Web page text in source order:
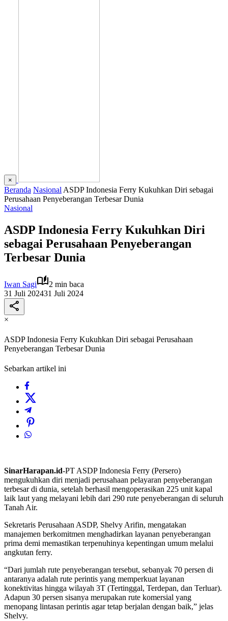
×
Beranda Nasional ASDP Indonesia Ferry Kukuhkan Diri sebagai
Perusahaan Penyeberangan Terbesar Dunia
Nasional
ASDP Indonesia Ferry Kukuhkan Diri
sebagai Perusahaan Penyeberangan
Terbesar Dunia
Iwan Sagi
2 min baca
31 Juli 202431 Juli 2024
×
ASDP Indonesia Ferry Kukuhkan Diri sebagai Perusahaan
Penyeberangan Terbesar Dunia
Sebarkan artikel ini
SinarHarapan.id-PT ASDP Indonesia Ferry (Persero)
mengukuhkan diri menjadi perusahaan pelayaran penyeberangan
terbesar di dunia, setelah berhasil mengoperasikan 225 unit kapal
laik laut yang melayani lebih dari 290 rute penyeberangan di seluruh
Tanah Air.
Sekretaris Perusahaan ASDP, Shelvy Arifin, mengatakan
manajemen berkomitmen menghadirkan layanan penyeberangan
prima demi memastikan terpenuhinya kepentingan umum melalui
angkutan ferry.
“Dari jumlah rute penyeberangan tersebut, sebanyak 70 persen di
antaranya adalah rute perintis yang memperkuat layanan
konektivitas hingga wilayah 3T (Tertinggal, Terdepan, dan Terluar).
Adapun 30 persen sisanya merupakan rute komersial yang
menopang lintasan perintis agar tetap berjalan dengan baik,” jelas
Shelvy.